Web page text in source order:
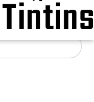
Аккаунт